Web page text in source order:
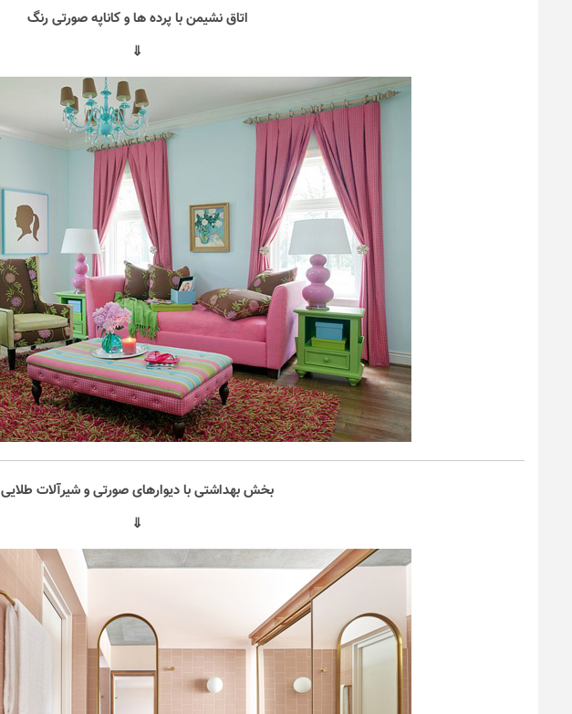
اتاق نشیمن با پرده ها و کاناپه صورتی رنگ
⇓
بخش بهداشتی با دیوارهای صورتی و شیرآلات طلایی
⇓